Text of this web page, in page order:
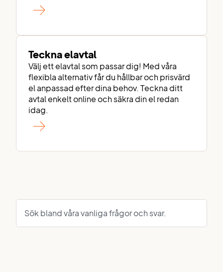
Teckna elavtal
Välj ett elavtal som passar dig! Med våra
flexibla alternativ får du hållbar och prisvärd
el anpassad efter dina behov. Teckna ditt
avtal enkelt online och säkra din el redan
idag.